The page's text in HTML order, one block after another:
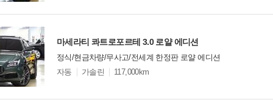
션
마세라티 콰트로포르테 3.0 로얄 에디션
정식/현금차량/무사고/전세계 한정판 로얄 에디션
모
션
자동 가솔린 117,000km